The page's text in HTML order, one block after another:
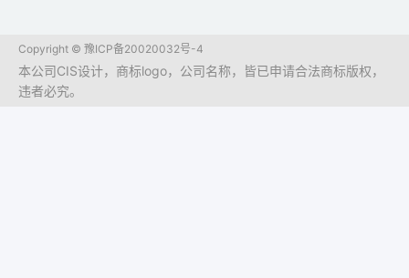
Copyright © 豫ICP备20020032号-4
本公司CIS设计，商标logo，公司名称，皆已申请合法商标版权，
违者必究。